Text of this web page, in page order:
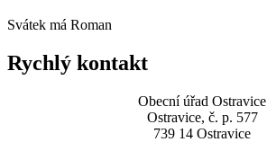
Svátek má Roman
Rychlý kontakt
Obecní úřad Ostravice
Ostravice, č. p. 577
739 14 Ostravice